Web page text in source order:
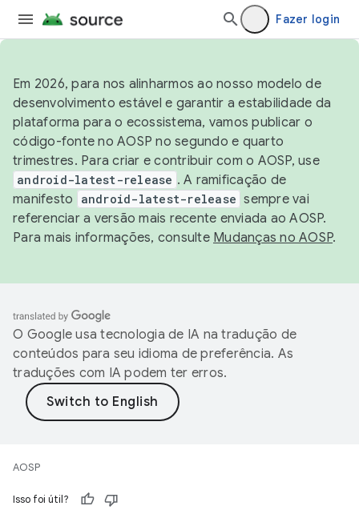
Fazer login
Em 2026, para nos alinharmos ao nosso modelo de
desenvolvimento estável e garantir a estabilidade da
plataforma para o ecossistema, vamos publicar o
código-fonte no AOSP no segundo e quarto
trimestres. Para criar e contribuir com o AOSP, use
android-latest-release . A ramificação de
manifesto
android-latest-release sempre vai
referenciar a versão mais recente enviada ao AOSP.
Para mais informações, consulte Mudanças no AOSP.
O Google usa tecnologia de IA na tradução de
conteúdos para seu idioma de preferência. As
traduções com IA podem ter erros.
AOSP
Isso foi útil?